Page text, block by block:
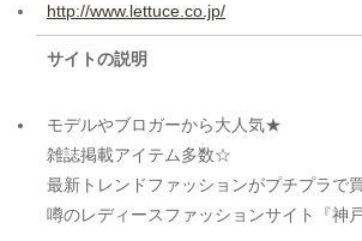
http://www.lettuce.co.jp/
サイトの説明
モデルやブロガーから大人気★
雑誌掲載アイテム多数☆
最新トレンドファッションがプチプラで
噂のレディースファッションサイト『神戸